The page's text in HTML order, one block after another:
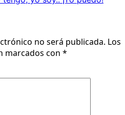
no será publicada. Los
marcados con *